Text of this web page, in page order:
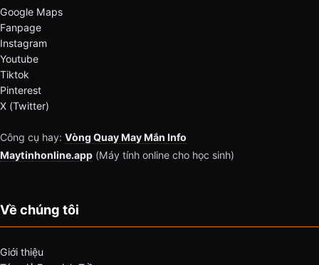
Google Maps
Fanpage
Instagram
Youtube
Tiktok
Pinterest
X (Twitter)
Công cụ hay: Vòng Quay May Mắn Info
Maytinhonline.app (Máy tính online cho học sinh)
Về chúng tôi
Giới thiệu